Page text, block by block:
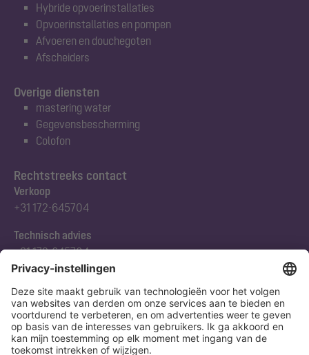
Hybride opvoerinstallaties
Opvoerinstallaties en pompen
Afvoeren en douchegoten
Afscheiders
Rechtstreeks contact
Verkoop
+31 172-645704
Technisch advies
+31 172-645704
Abonneert u zich op onze nieuwsbrief
Nu aanmelden
Overige diensten
mastering water
Gegevensbescherming
Colofon